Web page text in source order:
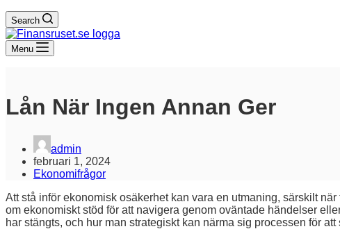
Search
Menu
Lån När Ingen Annan Ger
admin
februari 1, 2024
Ekonomifrågor
Att stå inför ekonomisk osäkerhet kan vara en utmaning, särskilt
om ekonomiskt stöd för att navigera genom oväntade händelser
har stängts, och hur man strategiskt kan närma sig processen för